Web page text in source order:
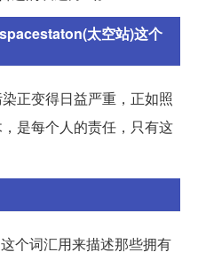
太空站)这个
正变得日益严重，正如照
是每个人的责任，只有这
个词汇用来描述那些拥有